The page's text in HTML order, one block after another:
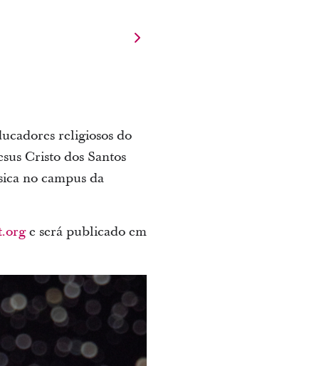
religiosos do
Cristo dos Santos
no campus da
e será publicado em